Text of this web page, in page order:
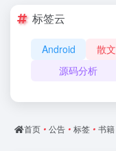
标签云
Android 散文
源码分析
首页 • 公告 • 标签 • 书籍